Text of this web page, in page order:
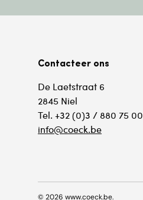
Contacteer ons
De Laetstraat 6
2845 Niel
Tel. +32 (0)3 / 880 75 00
info@coeck.be
© 2026 www.coeck.be.